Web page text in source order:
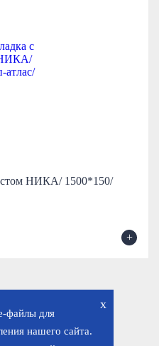
НИКА/ 1500*150/
+
x
файлы для
нашего сайта.